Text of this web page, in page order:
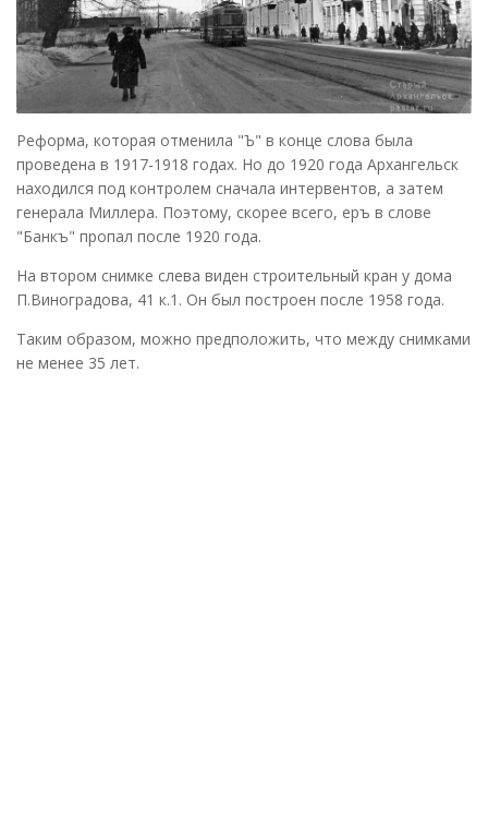
Реформа, которая отменила "Ъ" в конце слова была
проведена в 1917-1918 годах. Но до 1920 года Архангельск
находился под контролем сначала интервентов, а затем
генерала Миллера. Поэтому, скорее всего, еръ в слове
"Банкъ" пропал после 1920 года.
На втором снимке слева виден строительный кран у дома
П.Виноградова, 41 к.1. Он был построен после 1958 года.
Таким образом, можно предположить, что между снимками
не менее 35 лет.